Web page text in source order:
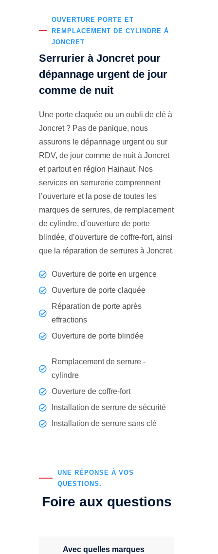
OUVERTURE PORTE ET
REMPLACEMENT DE CYLINDRE À
JONCRET
Serrurier à Joncret pour
dépannage urgent de jour
comme de nuit
Une porte claquée ou un oubli de clé à
Joncret ? Pas de panique, nous
assurons le dépannage urgent ou sur
RDV, de jour comme de nuit à Joncret
et partout en région Hainaut. Nos
services en serrurerie comprennent
l’ouverture et la pose de toutes les
marques de serrures, de remplacement
de cylindre, d’ouverture de porte
blindée, d’ouverture de coffre-fort, ainsi
que la réparation de serrures à Joncret.
Ouverture de porte en urgence
Ouverture de porte claquée
Réparation de porte après
effractions
Ouverture de porte blindée
Remplacement de serrure -
cylindre
Ouverture de coffre-fort
Installation de serrure de sécurité
Installation de serrure sans clé
UNE RÉPONSE À VOS
QUESTIONS.
Foire aux questions
Avec quelles marques